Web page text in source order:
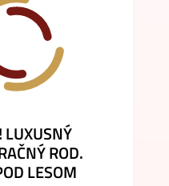
LUXUSNÝ
ROD.
LESOM